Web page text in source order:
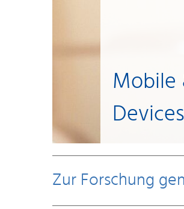
Mobile
Devices
Zur Forschung